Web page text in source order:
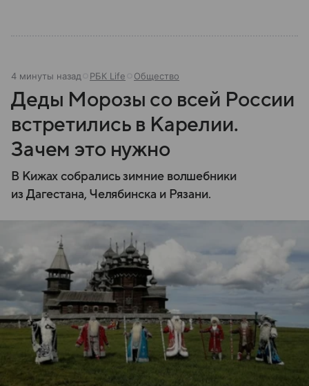
4 минуты назад РБК Life Общество
Деды Морозы со всей России
встретились в Карелии.
Зачем это нужно
В Кижах собрались зимние волшебники
из Дагестана, Челябинска и Рязани.